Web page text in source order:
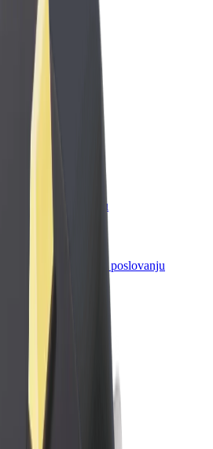
tjedne isplate
povećaj zaradu
flote
Bolt i povećaj zaradu
prilagođeni tvojem poslovanju
OÜ